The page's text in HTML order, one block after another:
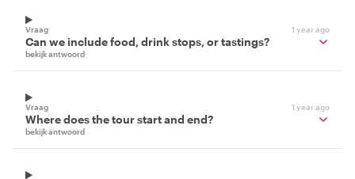
Vraag 1 year ago
Can we include food, drink stops, or tastings?
bekijk antwoord
Vraag 1 year ago
Where does the tour start and end?
bekijk antwoord